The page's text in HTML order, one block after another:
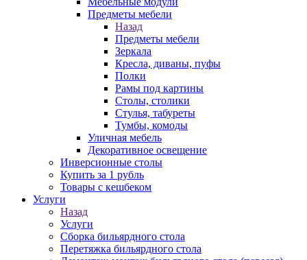
Предметы мебели
Назад
Предметы мебели
Зеркала
Кресла, диваны, пуфы
Полки
Рамы под картины
Столы, столики
Стулья, табуреты
Тумбы, комоды
Уличная мебель
Декоративное освещение
Инверсионные столы
Купить за 1 рубль
Товары с кешбеком
Услуги
Назад
Услуги
Сборка бильярдного стола
Перетяжка бильярдного стола